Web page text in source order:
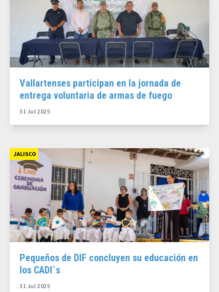
Vallartenses participan en la jornada de
entrega voluntaria de armas de fuego
31 Jul 2025
JALISCO
Pequeños de DIF concluyen su educación en
los CADI´s
31 Jul 2025